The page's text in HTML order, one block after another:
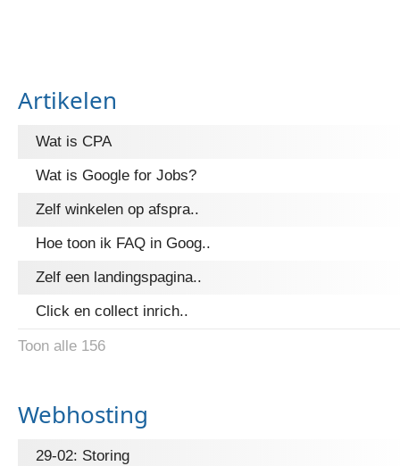
Artikelen
Wat is CPA
Wat is Google for Jobs?
Zelf winkelen op afspra..
Hoe toon ik FAQ in Goog..
Zelf een landingspagina..
Click en collect inrich..
Toon alle 156
Webhosting
29-02: Storing